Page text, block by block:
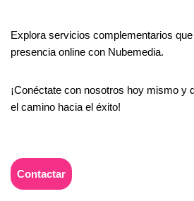
Explora servicios complementarios
presencia online con Nubemedia.
¡Conéctate con nosotros hoy mismo y
el camino hacia el éxito!
Contactar